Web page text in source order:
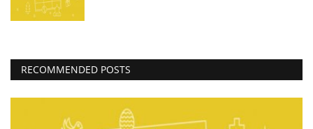
RECOMMENDED POSTS